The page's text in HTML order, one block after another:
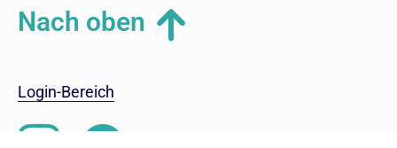
Nach oben
Login-Bereich